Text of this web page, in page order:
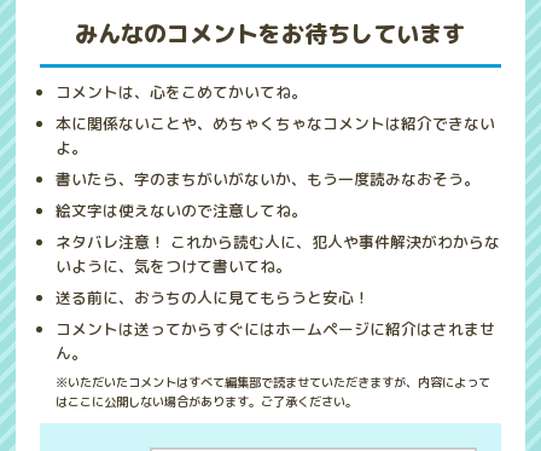
みんなのコメントをお待ちしています
コメントは、心をこめてかいてね。
本に関係ないことや、めちゃくちゃなコメントは紹介できない
よ。
書いたら、字のまちがいがないか、もう一度読みなおそう。
絵文字は使えないので注意してね。
ネタバレ注意！ これから読む人に、犯人や事件解決がわからな
いように、気をつけて書いてね。
送る前に、おうちの人に見てもらうと安心！
コメントは送ってからすぐにはホームページに紹介はされませ
ん。
※いただいたコメントはすべて編集部で読ませていただきますが、内容によって
はここに公開しない場合があります。ご了承ください。